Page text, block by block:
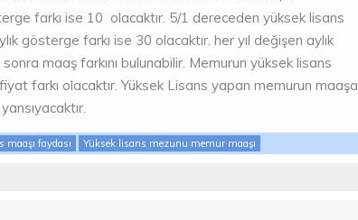
farkı ise 10 olacaktır. 5/1 dereceden yüksek lisans
gösterge farkı ise 30 olacaktır. her yıl değişen aylık
maaş farkını bulunabilir. Memurun yüksek lisans
farkı olacaktır. Yüksek Lisans yapan memurun maaşa
maaşı faydası Yüksek lisans mezunu memur maaşı